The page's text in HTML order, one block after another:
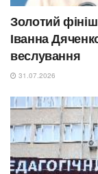
Золотий
Іванна
веслування
31.07.2026